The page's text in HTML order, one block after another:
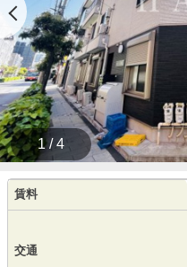
1 / 4
賃料
交通